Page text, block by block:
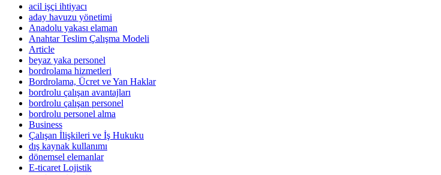
acil işçi ihtiyacı
aday havuzu yönetimi
Anadolu yakası elaman
Anahtar Teslim Çalışma Modeli
Article
beyaz yaka personel
bordrolama hizmetleri
Bordrolama, Ücret ve Yan Haklar
bordrolu çalışan avantajları
bordrolu çalışan personel
bordrolu personel alma
Business
Çalışan İlişkileri ve İş Hukuku
dış kaynak kullanımı
dönemsel elemanlar
E-ticaret Lojistik